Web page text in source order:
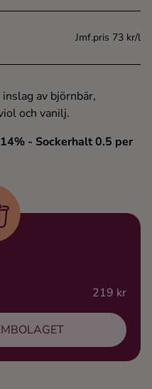
Jmf.pris 73 kr/l
av björnbär,
och vanilj.
- Sockerhalt 0.5 per
219 kr